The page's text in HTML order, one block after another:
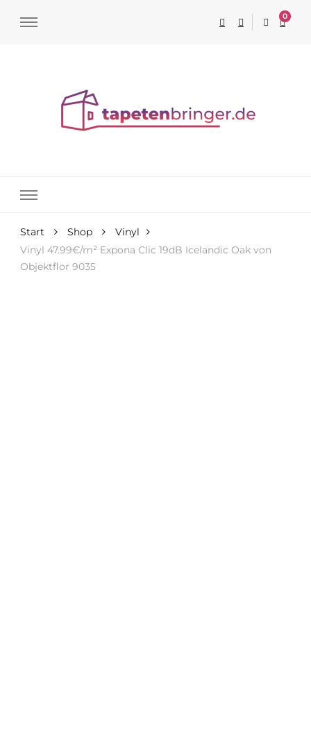
0
Start Shop
Vinyl
Vinyl 47.99€/m² Expona Clic 19dB Icelandic Oak von
Objektflor 9035